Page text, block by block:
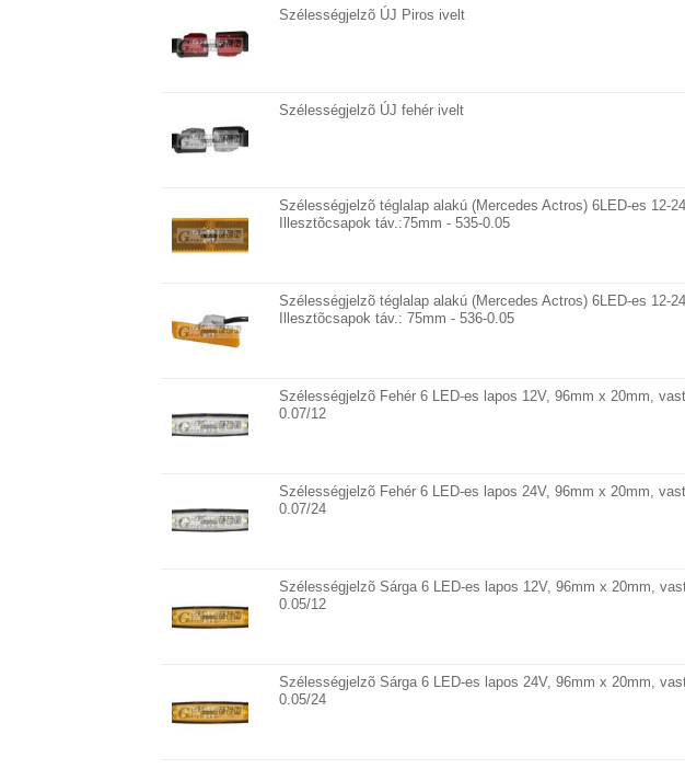
Szélességjelzõ ÚJ Piros ivelt
Szélességjelzõ ÚJ fehér ivelt
Szélességjelzõ téglalap alakú (Mercedes Actros) 6LED-es 12-
Illesztõcsapok táv.:75mm - 535-0.05
Szélességjelzõ téglalap alakú (Mercedes Actros) 6LED-es 12-
Illesztõcsapok táv.: 75mm - 536-0.05
Szélességjelzõ Fehér 6 LED-es lapos 12V, 96mm x 20mm,
0.07/12
Szélességjelzõ Fehér 6 LED-es lapos 24V, 96mm x 20mm,
0.07/24
Szélességjelzõ Sárga 6 LED-es lapos 12V, 96mm x 20mm,
0.05/12
Szélességjelzõ Sárga 6 LED-es lapos 24V, 96mm x 20mm,
0.05/24